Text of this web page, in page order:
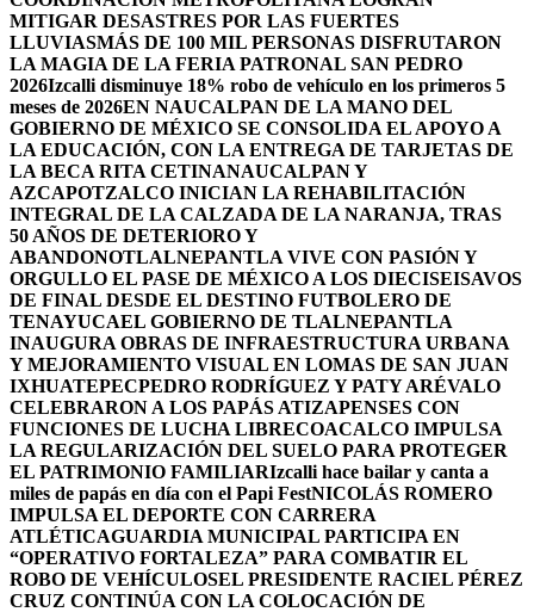
MITIGAR DESASTRES POR LAS FUERTES
LLUVIASMÁS DE 100 MIL PERSONAS DISFRUTARON
LA MAGIA DE LA FERIA PATRONAL SAN PEDRO
2026Izcalli disminuye 18% robo de vehículo en los primeros 5
meses de 2026EN NAUCALPAN DE LA MANO DEL
GOBIERNO DE MÉXICO SE CONSOLIDA EL APOYO A
LA EDUCACIÓN, CON LA ENTREGA DE TARJETAS DE
LA BECA RITA CETINANAUCALPAN Y
AZCAPOTZALCO INICIAN LA REHABILITACIÓN
INTEGRAL DE LA CALZADA DE LA NARANJA, TRAS
50 AÑOS DE DETERIORO Y
ABANDONOTLALNEPANTLA VIVE CON PASIÓN Y
ORGULLO EL PASE DE MÉXICO A LOS DIECISEISAVOS
DE FINAL DESDE EL DESTINO FUTBOLERO DE
TENAYUCAEL GOBIERNO DE TLALNEPANTLA
INAUGURA OBRAS DE INFRAESTRUCTURA URBANA
Y MEJORAMIENTO VISUAL EN LOMAS DE SAN JUAN
IXHUATEPECPEDRO RODRÍGUEZ Y PATY ARÉVALO
CELEBRARON A LOS PAPÁS ATIZAPENSES CON
FUNCIONES DE LUCHA LIBRECOACALCO IMPULSA
LA REGULARIZACIÓN DEL SUELO PARA PROTEGER
EL PATRIMONIO FAMILIARIzcalli hace bailar y canta a
miles de papás en día con el Papi FestNICOLÁS ROMERO
IMPULSA EL DEPORTE CON CARRERA
ATLÉTICAGUARDIA MUNICIPAL PARTICIPA EN
“OPERATIVO FORTALEZA” PARA COMBATIR EL
ROBO DE VEHÍCULOSEL PRESIDENTE RACIEL PÉREZ
CRUZ CONTINÚA CON LA COLOCACIÓN DE